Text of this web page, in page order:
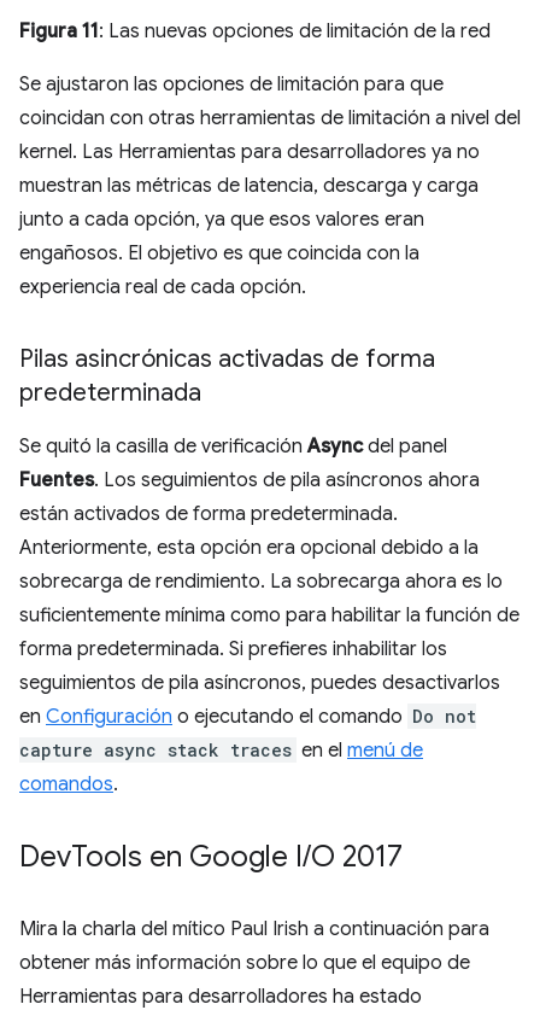
Figura 11: Las nuevas opciones de limitación de la red
Se ajustaron las opciones de limitación para que
coincidan con otras herramientas de limitación a nivel del
kernel. Las Herramientas para desarrolladores ya no
muestran las métricas de latencia, descarga y carga
junto a cada opción, ya que esos valores eran
engañosos. El objetivo es que coincida con la
experiencia real de cada opción.
Pilas asincrónicas activadas de forma
predeterminada
Se quitó la casilla de verificaciónAsyncdel panel
Fuentes. Los seguimientos de pila asíncronos ahora
están activados de forma predeterminada.
Anteriormente, esta opción era opcional debido a la
sobrecarga de rendimiento. La sobrecarga ahora es lo
suficientemente mínima como para habilitar la función de
forma predeterminada. Si prefieres inhabilitar los
seguimientos de pila asíncronos, puedes desactivarlos
en Configuración o ejecutando el comando Do not
capture async stack traces en el menú de
comandos.
DevTools en Google I/O 2017
Mira la charla del mítico Paul Irish a continuación para
obtener más información sobre lo que el equipo de
Herramientas para desarrolladores ha estado